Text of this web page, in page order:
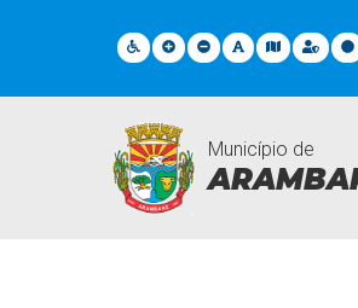
Município de
Legislações